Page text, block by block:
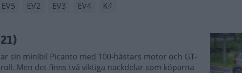
EV5 EV2 EV3 EV4 K4
sin minibil Picanto med 100-hästars motor och GT-
Men det finns två viktiga nackdelar som köparna